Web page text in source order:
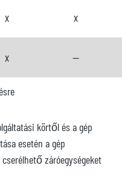
x x
x --
körtől és a gép
esetén a gép
záróegységeket